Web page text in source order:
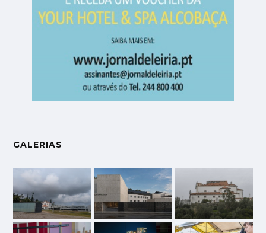
GALERIAS